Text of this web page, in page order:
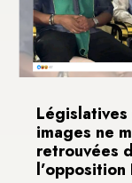
images ne
retrouvées
l’opposition